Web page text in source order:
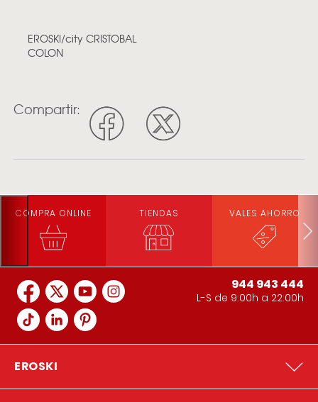
EROSKI/city CRISTOBAL
COLON
Compartir:
COMPRA ONLINE TIENDAS VALES AHORRO
944 943 444
L-S de 9:00h a 22:00h
EROSKI